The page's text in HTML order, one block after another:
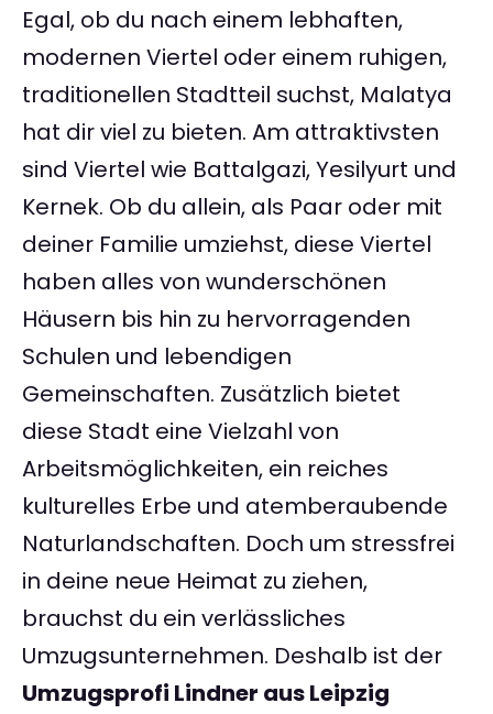
Egal, ob du nach einem lebhaften,
modernen Viertel oder einem ruhigen,
traditionellen Stadtteil suchst, Malatya
hat dir viel zu bieten. Am attraktivsten
sind Viertel wie Battalgazi, Yesilyurt und
Kernek. Ob du allein, als Paar oder mit
deiner Familie umziehst, diese Viertel
haben alles von wunderschönen
Häusern bis hin zu hervorragenden
Schulen und lebendigen
Gemeinschaften. Zusätzlich bietet
diese Stadt eine Vielzahl von
Arbeitsmöglichkeiten, ein reiches
kulturelles Erbe und atemberaubende
Naturlandschaften. Doch um stressfrei
in deine neue Heimat zu ziehen,
brauchst du ein verlässliches
Umzugsunternehmen. Deshalb ist der
Umzugsprofi Lindner aus Leipzig